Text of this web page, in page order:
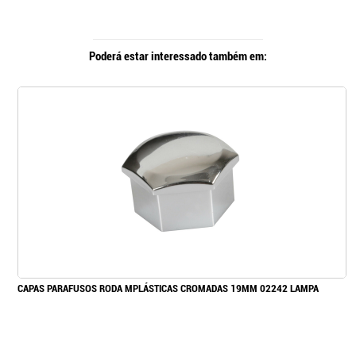
Poderá estar interessado também em:
CAPAS PARAFUSOS RODA MPLÁSTICAS CROMADAS 19MM 02242 LAMPA